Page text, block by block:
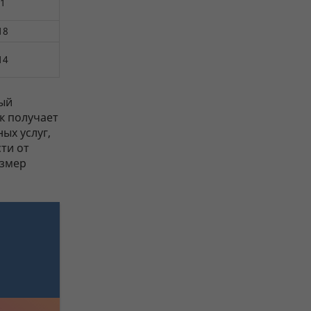
получает
услуг,
от